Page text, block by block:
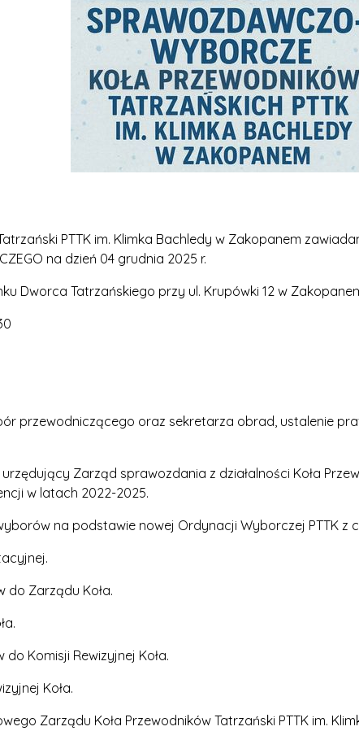
PTTK im. Klimka Bachledy w Zakopanem
na dzień 04 grudnia 2025 r.
Dworca Tatrzańskiego przy ul. Krupówki 12 w
przewodniczącego oraz sekretarza obrad, ustalenie
Zarząd sprawozdania z działalności Koła
w latach 2022-2025.
na podstawie nowej Ordynacji Wyborczej PTTK z
Zarządu Koła.
Komisji Rewizyjnej Koła.
Koła.
Zarządu Koła Przewodników Tatrzański PTTK im.